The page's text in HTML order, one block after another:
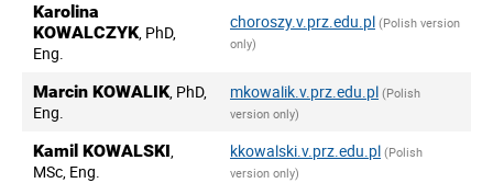
Karolina
KOWALCZYK, PhD,
Eng.
choroszy.v.prz.edu.pl (Polish version
only)
Marcin KOWALIK, PhD,
Eng.
mkowalik.v.prz.edu.pl (Polish
version only)
Kamil KOWALSKI,
MSc, Eng.
kkowalski.v.prz.edu.pl (Polish
version only)